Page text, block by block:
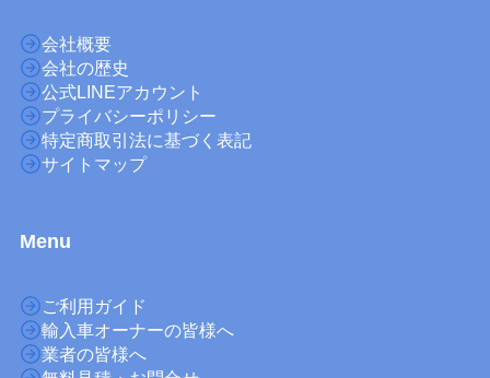
会社概要
会社の歴史
公式LINEアカウント
プライバシーポリシー
特定商取引法に基づく表記
サイトマップ
Menu
ご利用ガイド
輸入車オーナーの皆様へ
業者の皆様へ